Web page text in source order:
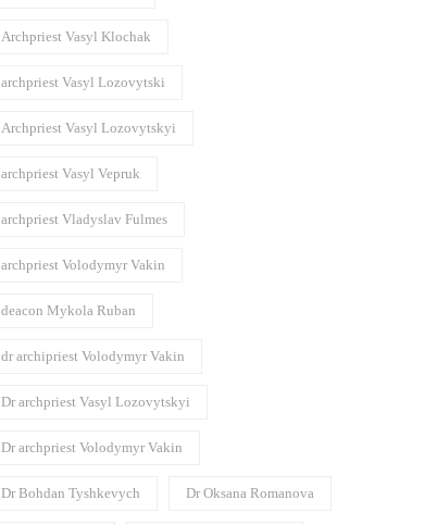
Archpriest Vasyl Klochak
archpriest Vasyl Lozovytski
Archpriest Vasyl Lozovytskyi
archpriest Vasyl Vepruk
archpriest Vladyslav Fulmes
archpriest Volodymyr Vakin
deacon Mykola Ruban
dr archipriest Volodymyr Vakin
Dr archpriest Vasyl Lozovytskyi
Dr archpriest Volodymyr Vakin
Dr Bohdan Tyshkevych Dr Oksana Romanova